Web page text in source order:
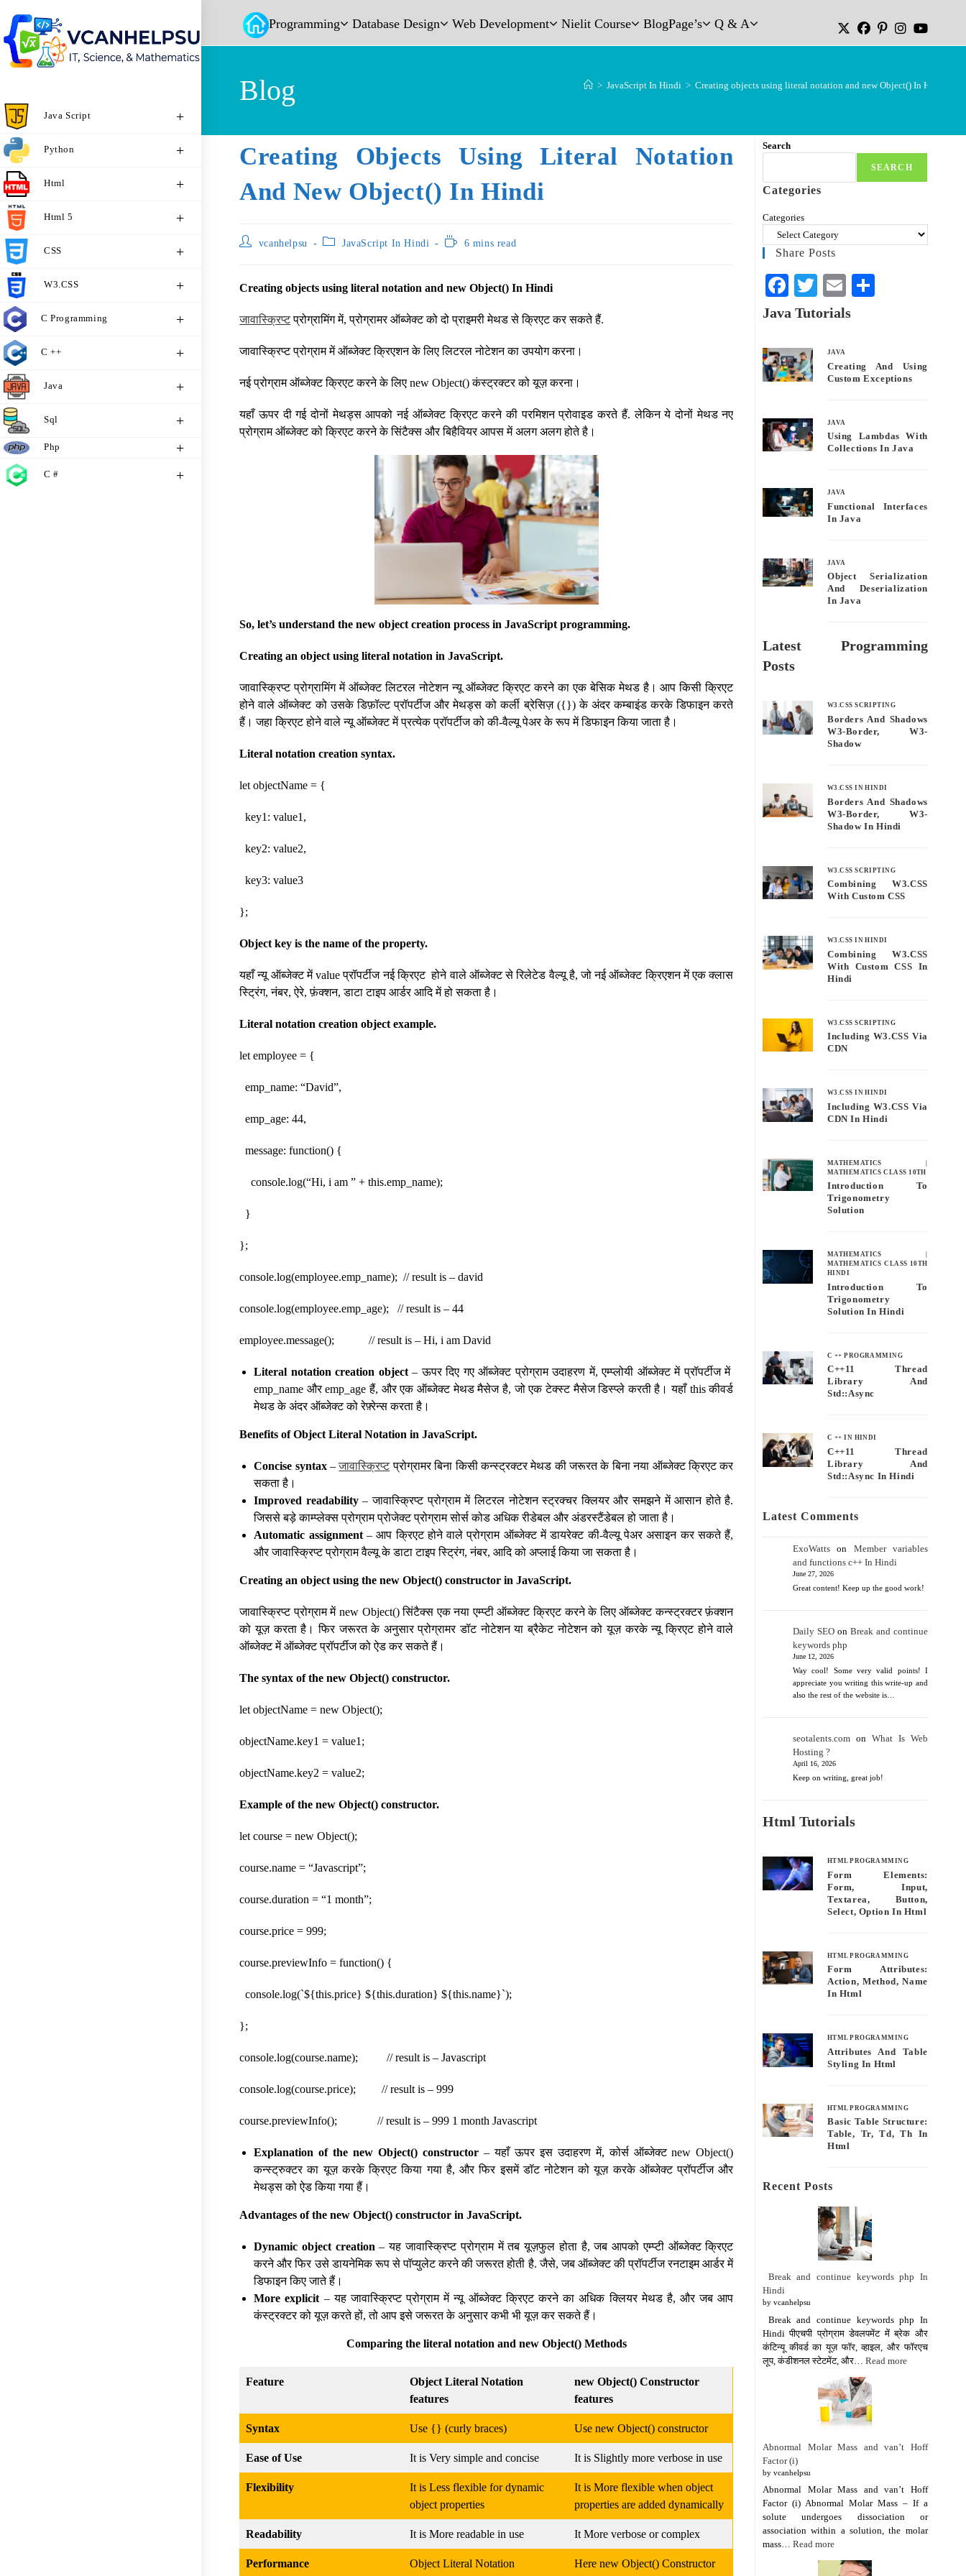
Programming Database Design Web Development Nielit Course BlogPage’s Q & A
Java Script
Python
Html
Html 5
CSS
W3.CSS
C Programming
C ++
Java
Sql
Php
C #
Blog > JavaScript In Hindi > Creating objects using literal notation and new Object() In Hindi
Creating Objects Using Literal Notation
And New Object() In Hindi
vcanhelpsu JavaScript In Hindi 6 mins read
Creating objects using literal notation and new Object() In Hindi
जावास्क्रिप्टप्रोग्रामिंग में, प्रोग्रामर ऑब्जेक्ट को दो प्राइमरी मेथड से क्रिएट कर सकते हैं.
जावास्क्रिप्ट प्रोग्राम में ऑब्जेक्ट क्रिएशन के लिए लिटरल नोटेशन का उपयोग करना।
नई प्रोग्राम ऑब्जेक्ट क्रिएट करने के लिए new Object() कंस्ट्रक्टर को यूज़ करना।
यहाँ ऊपर दी गई दोनों मेथड्स आपको नई ऑब्जेक्ट क्रिएट करने की परमिशन प्रोवाइड करते हैं. लेकिन ये दोनों मेथड नए
प्रोग्राम ऑब्जेक्ट को क्रिएट करने के सिंटैक्स और बिहैवियर आपस में अलग अलग होते है।
So, let’s understand the new object creation process in JavaScript programming.
Creating an object using literal notation in JavaScript.
जावास्क्रिप्ट प्रोग्रामिंग में ऑब्जेक्ट लिटरल नोटेशन न्यू ऑब्जेक्ट क्रिएट करने का एक बेसिक मेथड है। आप किसी क्रिएट
होने वाले ऑब्जेक्ट को उसके डिफ़ॉल्ट प्रॉपर्टीज और मेथड्स को कर्ली ब्रेसिज़ ({}) के अंदर कम्बाइंड करके डिफाइन करते
हैं। जहा क्रिएट होने वाले न्यू ऑब्जेक्ट में प्रत्येक प्रॉपर्टीज को की-वैल्यू पेअर के रूप में डिफाइन किया जाता है।
Literal notation creation syntax.
let objectName = {
key1: value1,
key2: value2,
key3: value3
};
Object key is the name of the property.
यहाँ न्यू ऑब्जेक्ट में value प्रॉपर्टीज नई क्रिएट होने वाले ऑब्जेक्ट से रिलेटेड वैल्यू है, जो नई ऑब्जेक्ट क्रिएशन में एक क्लास
स्ट्रिंग, नंबर, ऐरे, फ़ंक्शन, डाटा टाइप आर्डर आदि में हो सकता है।
Literal notation creation object example.
let employee = {
emp_name: “David”,
emp_age: 44,
message: function() {
console.log(“Hi, i am ” + this.emp_name);
}
};
console.log(employee.emp_name); // result is – david
console.log(employee.emp_age); // result is – 44
employee.message(); // result is – Hi, i am David
Literal notation creation object– ऊपर दिए गए ऑब्जेक्ट प्रोग्राम उदाहरण में, एम्प्लोयी ऑब्जेक्ट में प्रॉपर्टीज में
emp_name और emp_age हैं, और एक ऑब्जेक्ट मेथड मैसेज है, जो एक टेक्स्ट मैसेज डिस्प्ले करती है। यहाँ this कीवर्ड
मेथड के अंदर ऑब्जेक्ट को रेफ़्रेन्स करता है।
Benefits of Object Literal Notation in JavaScript.
Concise syntax–जावास्क्रिप्टप्रोग्रामर बिना किसी कन्स्ट्रक्टर मेथड की जरूरत के बिना नया ऑब्जेक्ट क्रिएट कर
सकता है।
Improved readability– जावास्क्रिप्ट प्रोग्राम में लिटरल नोटेशन स्ट्रक्चर क्लियर और समझने में आसान होते है.
जिससे बड़े काम्प्लेक्स प्रोग्राम प्रोजेक्ट प्रोग्राम सोर्स कोड अधिक रीडेबल और अंडरस्टैंडेबल हो जाता है।
Automatic assignment– आप क्रिएट होने वाले प्रोग्राम ऑब्जेक्ट में डायरेक्ट की-वैल्यू पेअर असाइन कर सकते हैं,
और जावास्क्रिप्ट प्रोग्राम वैल्यू के डाटा टाइप स्ट्रिंग, नंबर, आदि को अप्लाई किया जा सकता है।
Creating an object using the new Object() constructor in JavaScript.
जावास्क्रिप्ट प्रोग्राम में new Object() सिंटैक्स एक नया एम्प्टी ऑब्जेक्ट क्रिएट करने के लिए ऑब्जेक्ट कन्स्ट्रक्टर फ़ंक्शन
को यूज़ करता है। फिर जरूरत के अनुसार प्रोग्रामर डॉट नोटेशन या ब्रैकेट नोटेशन को यूज़ करके न्यू क्रिएट होने वाले
ऑब्जेक्ट में ऑब्जेक्ट प्रॉपर्टीज को ऐड कर सकते हैं।
The syntax of the new Object() constructor.
let objectName = new Object();
objectName.key1 = value1;
objectName.key2 = value2;
Example of the new Object() constructor.
let course = new Object();
course.name = “Javascript”;
course.duration = “1 month”;
course.price = 999;
course.previewInfo = function() {
console.log(`${this.price} ${this.duration} ${this.name}`);
};
console.log(course.name); // result is – Javascript
console.log(course.price); // result is – 999
course.previewInfo(); // result is – 999 1 month Javascript
Explanation of the new Object() constructor– यहाँ ऊपर इस उदाहरण में, कोर्स ऑब्जेक्ट new Object()
कन्स्ट्रुक्टर का यूज़ करके क्रिएट किया गया है, और फिर इसमें डॉट नोटेशन को यूज़ करके ऑब्जेक्ट प्रॉपर्टीज और
मेथड्स को ऐड किया गया हैं।
Advantages of the new Object() constructor in JavaScript.
Dynamic object creation – यह जावास्क्रिप्ट प्रोग्राम में तब यूज़फुल होता है, जब आपको एम्प्टी ऑब्जेक्ट क्रिएट
करने और फिर उसे डायनेमिक रूप से पॉप्युलेट करने की जरूरत होती है. जैसे, जब ऑब्जेक्ट की प्रॉपर्टीज रनटाइम आर्डर में
डिफाइन किए जाते हैं।
More explicit – यह जावास्क्रिप्ट प्रोग्राम में न्यू ऑब्जेक्ट क्रिएट करने का अधिक क्लियर मेथड है, और जब आप
कंस्ट्रक्टर को यूज़ करते हों, तो आप इसे जरूरत के अनुसार कभी भी यूज़ कर सकते हैं।
Comparing the literal notation and new Object() Methods
Feature
Object Literal Notation
features
new Object() Constructor
features
Syntax Use {} (curly braces) Use new Object() constructor
Ease of Use It is Very simple and concise It is Slightly more verbose in use
Flexibility
It is Less flexible for dynamic
object properties
It is More flexible when object
properties are added dynamically
Readability It is More readable in use It More verbose or complex
Performance
Object Literal Notation
Here new Object() Constructor
Search
SEARCH
Categories
Categories
Share Posts
Fa
ce
ok
T
wi
E
m
Java Tutorials
JAVA
Creating And Using
Custom Exceptions
JAVA
Using Lambdas With
Collections In Java
JAVA
Functional Interfaces
In Java
JAVA
Object Serialization
And Deserialization
In Java
Latest Programming
Posts
W3.CSS SCRIPTING
Borders And Shadows
W3-Border, W3-
Shadow
W3.CSS IN HINDI
Borders And Shadows
W3-Border, W3-
Shadow In Hindi
W3.CSS SCRIPTING
Combining W3.CSS
With Custom CSS
W3.CSS IN HINDI
Combining W3.CSS
With Custom CSS In
Hindi
W3.CSS SCRIPTING
Including W3.CSS Via
CDN
W3.CSS IN HINDI
Including W3.CSS Via
CDN In Hindi
MATHEMATICS
MATHEMATICS CLASS 10TH
Introduction To
Trigonometry
Solution
MATHEMATICS
MATHEMATICS CLASS 10TH
HINDI
Introduction To
Trigonometry
Solution In Hindi
C ++ PROGRAMMING
C++11 Thread
Library And
Std::async
C ++ IN HINDI
C++11 Thread
Library And
Std::async In Hindi
Latest Comments
ExoWatts on Member variables
and functions c++ In Hindi
June 27, 2026
Great content! Keep up the good work!
Daily SEO on Break and continue
keywords php
June 12, 2026
Way cool! Some very valid points! I
appreciate you writing this write-up and
also the rest of the website is…
seotalents.com onWhat Is Web
Hosting ?
April 16, 2026
Keep on writing, great job!
Html Tutorials
HTML PROGRAMMING
Form Elements:
Form, Input,
Textarea, Button,
Select, Option In Html
HTML PROGRAMMING
Form Attributes:
Action, Method, Name
In Html
HTML PROGRAMMING
Attributes And Table
Styling In Html
HTML PROGRAMMING
Basic Table Structure:
Table, Tr, Td, Th In
Html
Recent Posts
Break and continue keywords php In
Hindi
by vcanhelpsu
Break and continue keywords php In
Hindi पीएचपी प्रोग्राम डेवलपमेंट में ब्रेक और
कंटिन्यू कीवर्ड का यूज़ फॉर, व्हाइल, और फॉरएच
लूप, कंडीशनल स्टेटमेंट, और… Read more
Abnormal Molar Mass and van’t Hoff
Factor (i)
by vcanhelpsu
Abnormal Molar Mass and van’t Hoff
Factor (i) Abnormal Molar Mass – If a
solute undergoes dissociation or
association within a solution, the molar
mass… Read more